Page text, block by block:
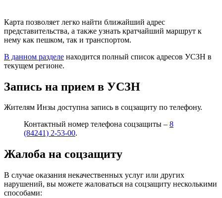
+
−
Карта позволяет легко найти ближайший адрес
представительства, а также узнать кратчайший маршрут к
нему как пешком, так и транспортом.
В данном разделе находится полный список адресов УСЗН в
текущем регионе.
Запись на прием в УСЗН
Жителям Инзы доступна запись в соцзащиту по телефону.
Контактный номер телефона соцзащиты – 8
(84241) 2-53-00.
Жалоба на соцзащиту
В случае оказания некачественных услуг или других
нарушений, вы можете жаловаться на соцзащиту несколькими
способами: